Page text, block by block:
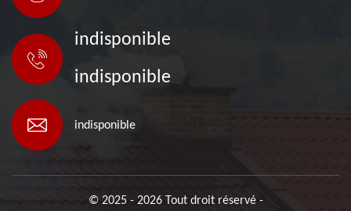
indisponible
indisponible
indisponible
© 2025 - 2026 Tout droit réservé -